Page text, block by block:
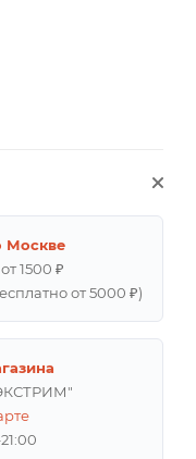
Москве
1500 ₽
от 5000 ₽)